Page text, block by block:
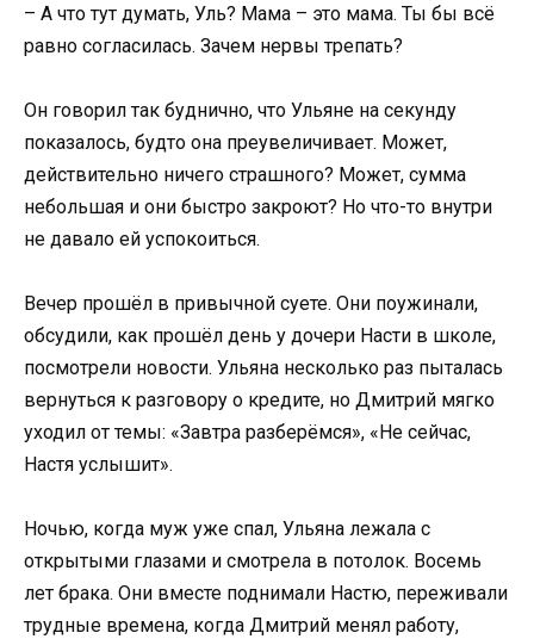
– А что тут думать, Уль? Мама – это мама. Ты бы всё
равно согласилась. Зачем нервы трепать?
Он говорил так буднично, что Ульяне на секунду
показалось, будто она преувеличивает. Может,
действительно ничего страшного? Может, сумма
небольшая и они быстро закроют? Но что-то внутри
не давало ей успокоиться.
Вечер прошёл в привычной суете. Они поужинали,
обсудили, как прошёл день у дочери Насти в школе,
посмотрели новости. Ульяна несколько раз пыталась
вернуться к разговору о кредите, но Дмитрий мягко
уходил от темы: «Завтра разберёмся», «Не сейчас,
Настя услышит».
Ночью, когда муж уже спал, Ульяна лежала с
открытыми глазами и смотрела в потолок. Восемь
лет брака. Они вместе поднимали Настю, переживали
трудные времена, когда Дмитрий менял работу,